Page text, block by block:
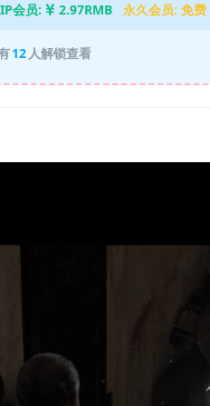
会员: 2.97RMB 永久会员: 免费
12 人解锁查看